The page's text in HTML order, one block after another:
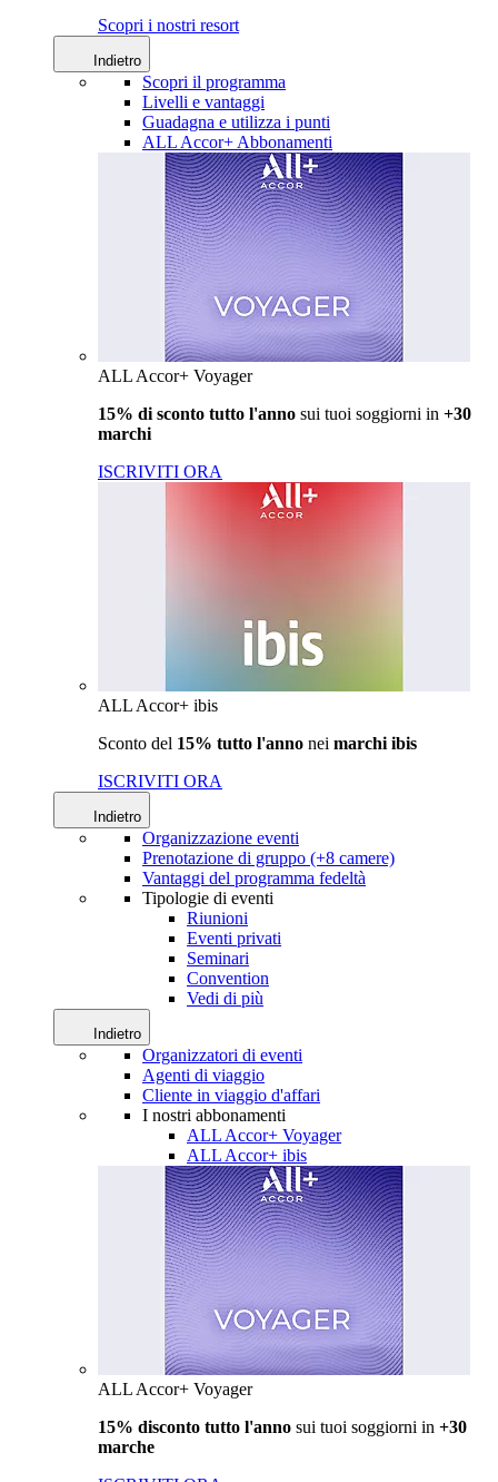
Scopri i nostri resort
Indietro
Scopri il programma
Livelli e vantaggi
Guadagna e utilizza i punti
ALL Accor+ Abbonamenti
ALL Accor+ Voyager
15% di sconto tutto l'anno sui tuoi soggiorni in +30
marchi
ISCRIVITI ORA
ALL Accor+ ibis
Sconto del 15% tutto l'anno nei marchi ibis
ISCRIVITI ORA
Indietro
Organizzazione eventi
Prenotazione di gruppo (+8 camere)
Vantaggi del programma fedeltà
Tipologie di eventi
Riunioni
Eventi privati
Seminari
Convention
Vedi di più
Indietro
Organizzatori di eventi
Agenti di viaggio
Cliente in viaggio d'affari
I nostri abbonamenti
ALL Accor+ Voyager
ALL Accor+ ibis
ALL Accor+ Voyager
15% disconto tutto l'anno sui tuoi soggiorni in +30
marche